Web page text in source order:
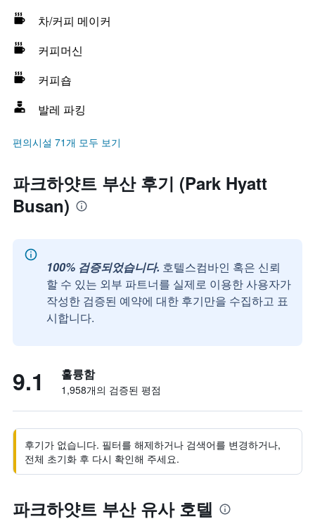
차/커피 메이커
커피머신
커피숍
발레 파킹
편의시설 71개 모두 보기
파크하얏트 부산 후기 (Park Hyatt
Busan)
100% 검증되었습니다. 호텔스컴바인 혹은 신뢰
할 수 있는 외부 파트너를 실제로 이용한 사용자가
작성한 검증된 예약에 대한 후기만을 수집하고 표
시합니다.
9.1 훌륭함
1,958개의 검증된 평점
후기가 없습니다. 필터를 해제하거나 검색어를 변경하거나,
전체 초기화 후 다시 확인해 주세요.
파크하얏트 부산 유사 호텔